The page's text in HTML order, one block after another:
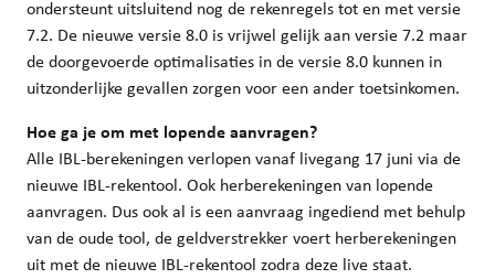
ondersteunt uitsluitend nog de rekenregels tot en met versie
7.2. De nieuwe versie 8.0 is vrijwel gelijk aan versie 7.2 maar
de doorgevoerde optimalisaties in de versie 8.0 kunnen in
uitzonderlijke gevallen zorgen voor een ander toetsinkomen.
Hoe ga je om met lopende aanvragen?
Alle IBL-berekeningen verlopen vanaf livegang 17 juni via de
nieuwe IBL-rekentool. Ook herberekeningen van lopende
aanvragen. Dus ook al is een aanvraag ingediend met behulp
van de oude tool, de geldverstrekker voert herberekeningen
uit met de nieuwe IBL-rekentool zodra deze live staat.